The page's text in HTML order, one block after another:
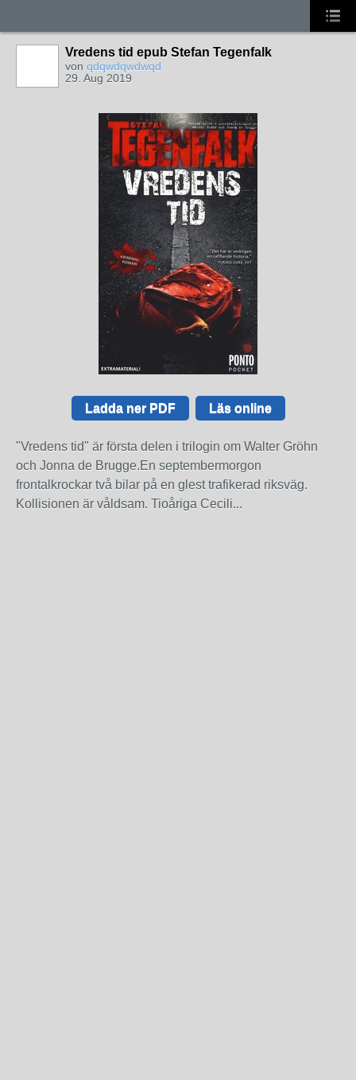
Vredens tid epub Stefan Tegenfalk
von qdqwdqwdwqd
29. Aug 2019
Ladda ner PDF Läs online
"Vredens tid" är första delen i trilogin om Walter Gröhn
och Jonna de Brugge.En septembermorgon
frontalkrockar två bilar på en glest trafikerad riksväg.
Kollisionen är våldsam. Tioåriga Cecili...